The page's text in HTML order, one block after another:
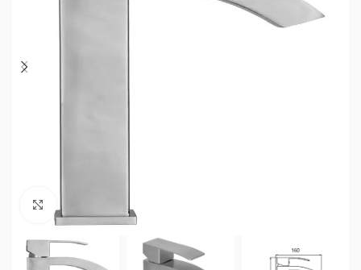
Нажмите, чтобы увеличить